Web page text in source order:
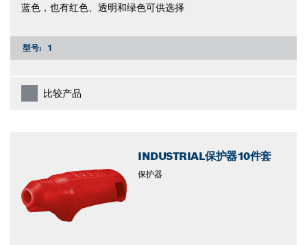
蓝色，也有红色、透明和绿色可供选择
型号: 1
比较产品
INDUSTRIAL保护器10件套
保护器